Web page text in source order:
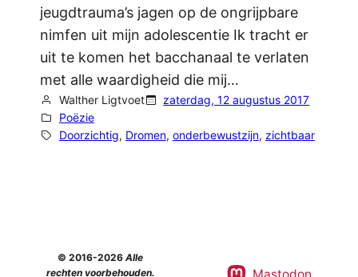
jeugdtrauma’s jagen op de ongrijpbare
nimfen uit mijn adolescentie Ik tracht er
uit te komen het bacchanaal te verlaten
met alle waardigheid die mij…
Walther Ligtvoet
zaterdag, 12 augustus 2017
Poëzie
Doorzichtig, Dromen, onderbewustzijn, zichtbaar
© 2016-2026Alle
rechten voorbehouden.